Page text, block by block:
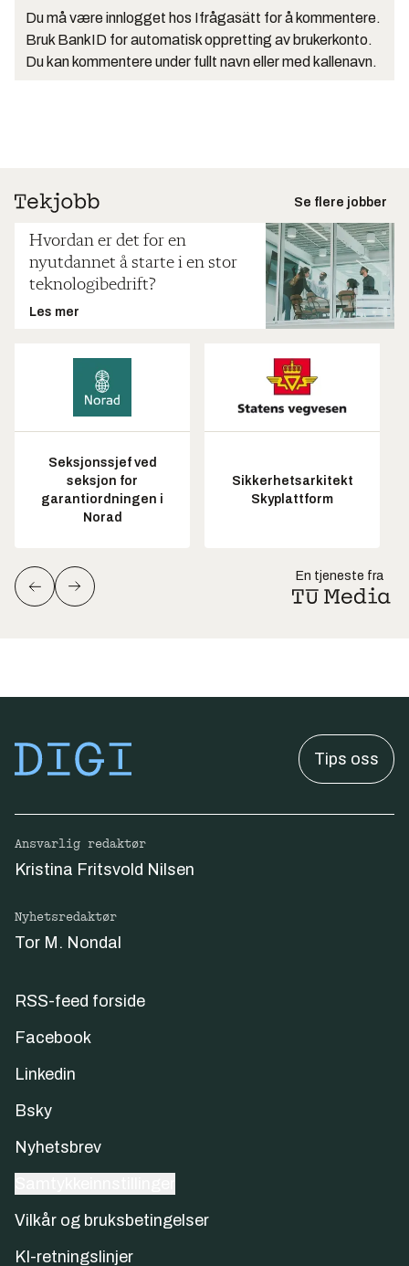
Du må være innlogget hos Ifrågasätt for å kommentere.
Bruk BankID for automatisk oppretting av brukerkonto.
Du kan kommentere under fullt navn eller med kallenavn.
Se flere jobber
Hvordan er det for en
nyutdannet å starte i en stor
teknologibedrift?
Les mer
Seksjonssjef ved
seksjon for
garantiordningen i
Norad
Sikkerhetsarkitekt
Skyplattform
En tjeneste fra
Tips oss
Ansvarlig redaktør
Kristina Fritsvold Nilsen
Nyhetsredaktør
Tor M. Nondal
RSS-feed forside
Facebook
Linkedin
Bsky
Nyhetsbrev
Vilkår og bruksbetingelser
KI-retningslinjer